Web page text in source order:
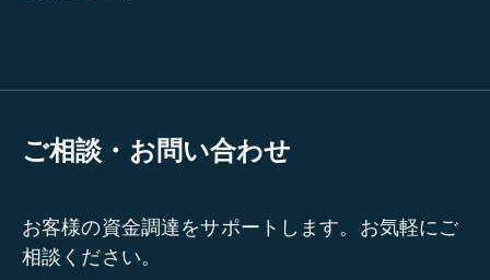
ご相談・お問い合わせ
お客様の資金調達をサポートします。お気軽にご
相談ください。